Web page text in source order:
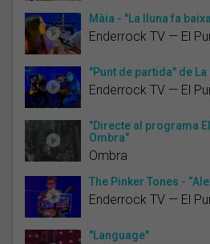
Màia - "La lluna fa
Enderrock TV — El
"Punt de partida" de
Enderrock TV — El
"Directe al programa
Ombra"
Ombra
The Pinker Tones -
Enderrock TV — El
"Language"